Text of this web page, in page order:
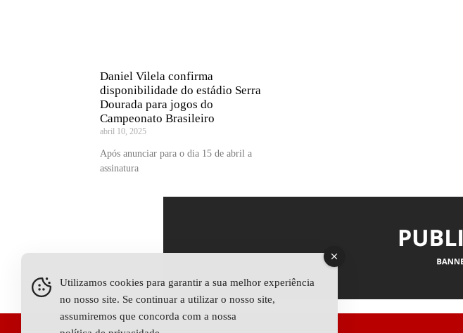
Daniel Vilela confirma
disponibilidade do estádio Serra
Dourada para jogos do
Campeonato Brasileiro
abril 10, 2025
Após anunciar para o dia 15 de abril a
assinatura
Utilizamos cookies para garantir a sua melhor experiência
no nosso site. Se continuar a utilizar o nosso site,
assumiremos que concorda com a nossa